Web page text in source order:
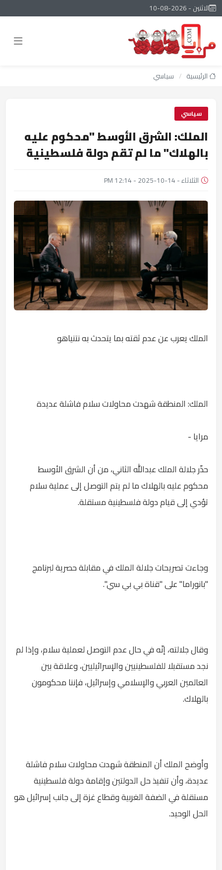
الاثنين - 2026-08-10
الرئيسية / سياسي
سياسي
الملك: الشرق الأوسط "محكوم عليه
بالهلاك" ما لم تقم دولة فلسطينية
الثلاثاء - 14-10-2025 - 12:14 PM
الملك يعرب عن عدم ثقته بما يتحدث به نتنياهو
الملك: المنطقة شهدت محاولات سلام فاشلة عديدة
مرايا -
حذّر جلالة الملك عبدالله الثاني، من أن الشرق الأوسط
محكوم عليه بالهلاك ما لم يتم التوصل إلى عملية سلام
تؤدي إلى قيام دولة فلسطينية مستقلة.
وجاءت تصريحات جلالة الملك في مقابلة حصرية لبرنامج
"بانوراما" على "قناة بي بي سي".
وقال جلالته، إنّه في حال عدم التوصل لعملية سلام، وإذا لم
نجد مستقبلا للفلسطينيين والإسرائيليين، وعلاقة بين
العالمين العربي والإسلامي وإسرائيل، فإننا محكومون
بالهلاك.
وأوضح الملك أن المنطقة شهدت محاولات سلام فاشلة
عديدة، وأن تنفيذ حل الدولتين وإقامة دولة فلسطينية
مستقلة في الضفة الغربية وقطاع غزة إلى جانب إسرائيل هو
الحل الوحيد.